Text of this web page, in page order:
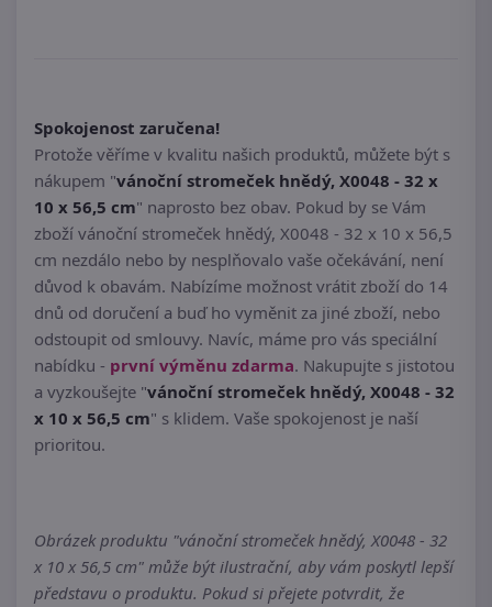
Spokojenost zaručena!
Protože věříme v kvalitu našich produktů, můžete být s
nákupem "vánoční stromeček hnědý, X0048 - 32 x
10 x 56,5 cm" naprosto bez obav. Pokud by se Vám
zboží vánoční stromeček hnědý, X0048 - 32 x 10 x 56,5
cm nezdálo nebo by nesplňovalo vaše očekávání, není
důvod k obavám. Nabízíme možnost vrátit zboží do 14
dnů od doručení a buď ho vyměnit za jiné zboží, nebo
odstoupit od smlouvy. Navíc, máme pro vás speciální
nabídku - první výměnu zdarma. Nakupujte s jistotou
a vyzkoušejte "vánoční stromeček hnědý, X0048 - 32
x 10 x 56,5 cm" s klidem. Vaše spokojenost je naší
prioritou.
Obrázek produktu "vánoční stromeček hnědý, X0048 - 32
x 10 x 56,5 cm" může být ilustrační, aby vám poskytl lepší
představu o produktu. Pokud si přejete potvrdit, že